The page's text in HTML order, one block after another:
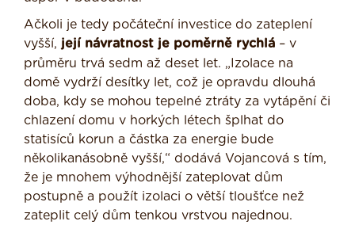
Ačkoli je tedy počáteční investice do zateplení
vyšší, její návratnost je poměrně rychlá – v
průměru trvá sedm až deset let. „Izolace na
domě vydrží desítky let, což je opravdu dlouhá
doba, kdy se mohou tepelné ztráty za vytápění či
chlazení domu v horkých létech šplhat do
statisíců korun a částka za energie bude
několikanásobně vyšší,“ dodává Vojancová s tím,
že je mnohem výhodnější zateplovat dům
postupně a použít izolaci o větší tloušťce než
zateplit celý dům tenkou vrstvou najednou.